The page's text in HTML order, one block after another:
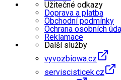
Užitečné odkazy
Doprava a platba
Obchodní podmínky
Ochrana osobních
Reklamace
Další služby
vyvozbiowa.cz
serviscisticek.cz